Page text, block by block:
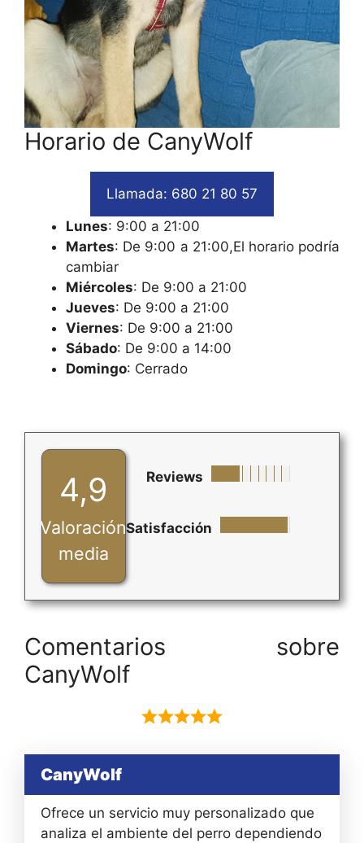
Horario de CanyWolf
Llamada: 680 21 80 57
Lunes: 9:00 a 21:00
Martes: De 9:00 a 21:00,El horario podría
cambiar
Miércoles: De 9:00 a 21:00
Jueves: De 9:00 a 21:00
Viernes: De 9:00 a 21:00
Sábado: De 9:00 a 14:00
Domingo: Cerrado
4,9
Valoración
media
Reviews
Satisfacción
Comentarios sobre
CanyWolf
CanyWolf
Ofrece un servicio muy personalizado que
analiza el ambiente del perro dependiendo